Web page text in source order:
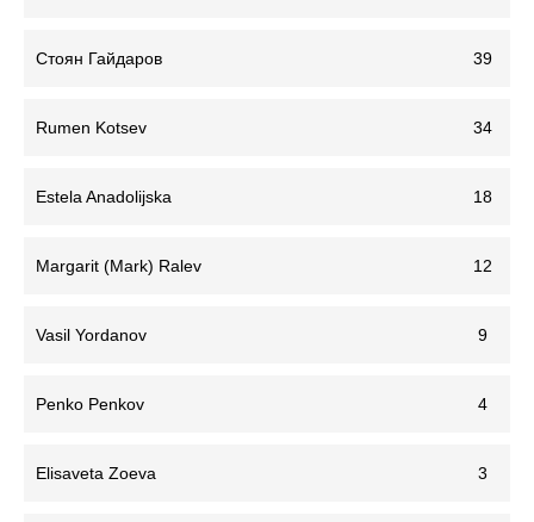
Стоян Гайдаров 39
Rumen Kotsev 34
Estela Anadolijska 18
Margarit (Mark) Ralev 12
Vasil Yordanov 9
Penko Penkov 4
Elisaveta Zoeva 3